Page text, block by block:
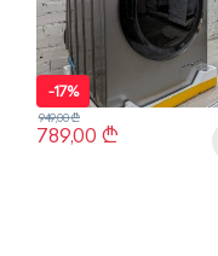
-17%
789,00₾
949,00₾